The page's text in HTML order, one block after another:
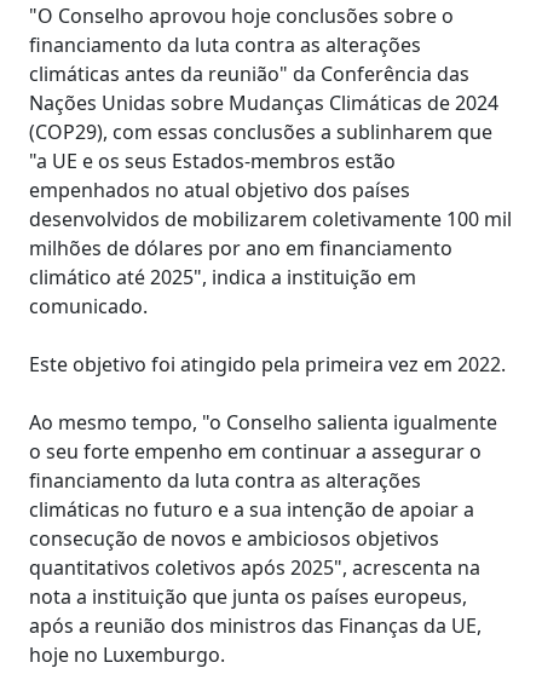
"O Conselho aprovou hoje conclusões sobre o
financiamento da luta contra as alterações
climáticas antes da reunião" da Conferência das
Nações Unidas sobre Mudanças Climáticas de 2024
(COP29), com essas conclusões a sublinharem que
"a UE e os seus Estados-membros estão
empenhados no atual objetivo dos países
desenvolvidos de mobilizarem coletivamente 100 mil
milhões de dólares por ano em financiamento
climático até 2025", indica a instituição em
comunicado.
Este objetivo foi atingido pela primeira vez em 2022.
Ao mesmo tempo, "o Conselho salienta igualmente
o seu forte empenho em continuar a assegurar o
financiamento da luta contra as alterações
climáticas no futuro e a sua intenção de apoiar a
consecução de novos e ambiciosos objetivos
quantitativos coletivos após 2025", acrescenta na
nota a instituição que junta os países europeus,
após a reunião dos ministros das Finanças da UE,
hoje no Luxemburgo.